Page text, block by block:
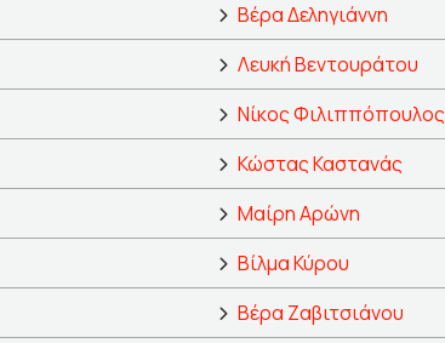
Βέρα Δεληγιάννη
Λευκή Βεντουράτου
Νίκος Φιλιππόπουλος
Κώστας Καστανάς
Μαίρη Αρώνη
Βίλμα Κύρου
Βέρα Ζαβιτσιάνου